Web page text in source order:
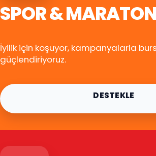
SPOR &
İyilik için koşuyor, kampanyalarla
güçlendiriyoruz.
DESTEKLE